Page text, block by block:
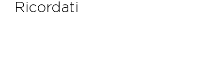
ricordati